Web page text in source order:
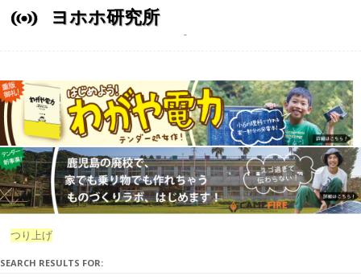
ヨホホ研究所
つり上げ
SEARCH RESULTS FOR: